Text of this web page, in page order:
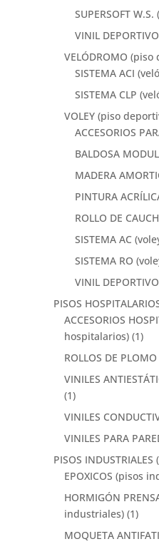
SUPERSOFT
VINIL
VELÓDROMO
SISTEMA ACI
SISTEMA CLP
VOLEY (piso
ACCESORIOS
BALDOSA
MADERA
PINTURA
ROLLO DE
SISTEMA AC
SISTEMA RO
VINIL
PISOS
ACCESORIOS
hospitalarios) (1)
ROLLOS DE
VINILES
(1)
VINILES
VINILES PARA
PISOS INDUSTRIALES
EPOXICOS (pisos
HORMIGÓN
industriales) (1)
MOQUETA